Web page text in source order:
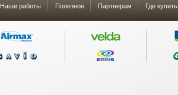
Наши работы Полезное Партнерам Где купить